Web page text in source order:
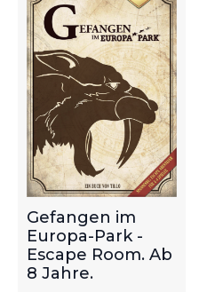
Gefangen im
Europa-Park -
Escape Room. Ab
8 Jahre.